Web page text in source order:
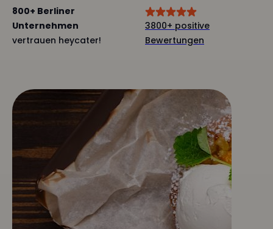
800+ Berliner
Unternehmen
vertrauen heycater!
3800+ positive
Bewertungen